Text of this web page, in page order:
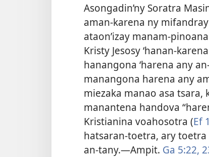
Asongadin’ny Soratra
aman-karena ny
ataon’izay manam-
Kristy Jesosy ‘hanan-
hanangona ‘harena any
manangona harena any
miezaka manao asa
manantena handova
Kristianina voahosotra (Ef
hatsaran-toetra, ary toetra
an-tany.​—Ampit. Ga 5:22,